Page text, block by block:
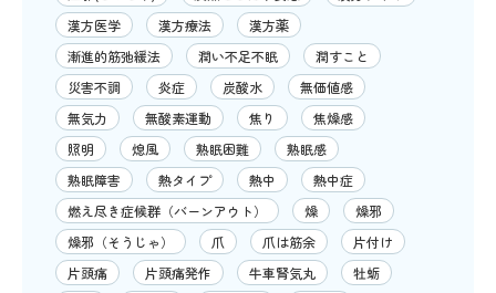
漢方医学
漢方療法
漢方薬
漸進的筋弛緩法
潤い不足不眠
潤すこと
災害不調
炎症 炭酸水
無価値感
無気力
無酸素運動 焦り
焦燥感
照明
熄風 熟眠困難
熟眠感
熟眠障害
熱タイプ 熱中
熱中症
燃え尽き症候群（バーンアウト）
燥
燥邪
燥邪（そうじゃ）
爪 爪は筋余
片付け
片頭痛
片頭痛発作 牛車腎気丸
牡蛎